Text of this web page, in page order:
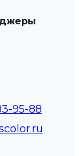
95-88